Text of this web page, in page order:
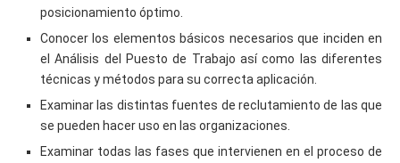
posicionamiento óptimo.
Conocer los elementos básicos necesarios que inciden en
el Análisis del Puesto de Trabajo así como las diferentes
técnicas y métodos para su correcta aplicación.
Examinar las distintas fuentes de reclutamiento de las que
se pueden hacer uso en las organizaciones.
Examinar todas las fases que intervienen en el proceso de